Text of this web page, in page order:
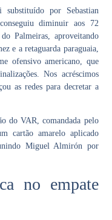
por Sebastian
diminuir aos 72
Palmeiras, aproveitando
e a retaguarda paraguaia,
ofensivo americano, que
Nos acréscimos
as redes para decretar a
do VAR, comandada pelo
cartão amarelo aplicado
Miguel Almirón por
no empate